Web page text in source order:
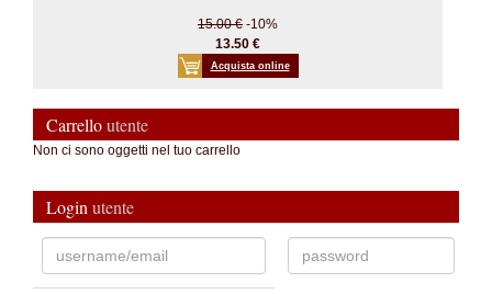
15.00 € -10%
13.50 €
Acquista online
Carrelloutente
Non ci sono oggetti nel tuo carrello
Login utente